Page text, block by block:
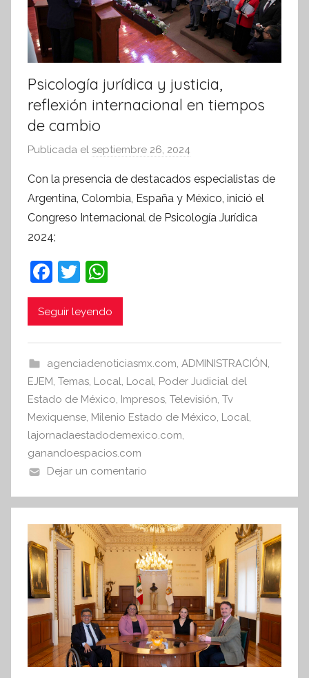
Psicología jurídica y justicia,
reflexión internacional en tiempos
de cambio
Publicada el septiembre 26, 2024
S
í
n
f
o
r
v
a
Con la presencia de destacados especialistas de
Argentina, Colombia, España y México, inició el
Congreso Internacional de Psicología Jurídica
2024;
F
a
c
b
o
o
k
T
w
itt
h
at
A
p
p
Seguir leyendo
agenciadenoticiasmx.com, ADMINISTRACIÓN,
EJEM, Temas, Local, Local, Poder Judicial del
Estado de México, Impresos, Televisión, Tv
Mexiquense, Milenio Estado de México, Local,
lajornadaestadodemexico.com,
ganandoespacios.com
Dejar un comentario